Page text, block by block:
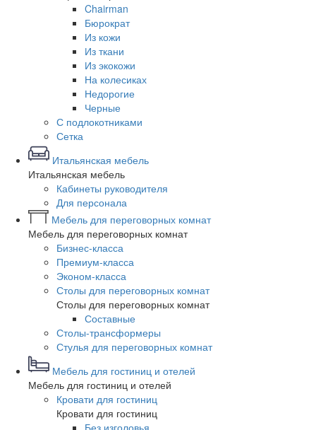
Chairman
Бюрократ
Из кожи
Из ткани
Из экокожи
На колесиках
Недорогие
Черные
С подлокотниками
Сетка
Итальянская мебель
Итальянская мебель
Кабинеты руководителя
Для персонала
Мебель для переговорных комнат
Мебель для переговорных комнат
Бизнес-класса
Премиум-класса
Эконом-класса
Столы для переговорных комнат
Столы для переговорных комнат
Составные
Столы-трансформеры
Стулья для переговорных комнат
Мебель для гостиниц и отелей
Мебель для гостиниц и отелей
Кровати для гостиниц
Кровати для гостиниц